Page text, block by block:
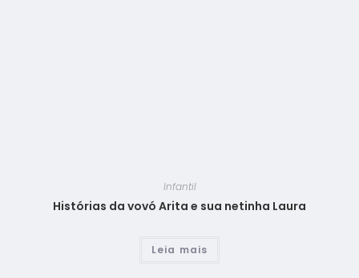
Infantil
Histórias da vovó Arita e sua netinha Laura
Leia mais